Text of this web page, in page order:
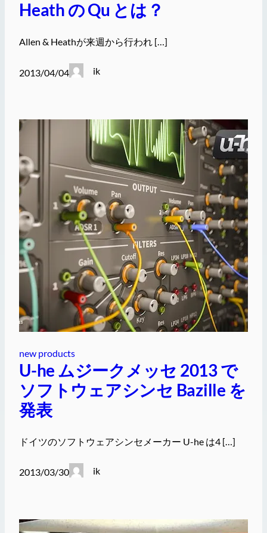
Heath の Qu とは？
Allen & Heathが来週から行われ […]
2013/04/04 ik
new products
U-he ムジークメッセ 2013 で
ソフトウェアシンセ Bazille を
発表
ドイツのソフトウェアシンセメーカー U-he は4 […]
2013/03/30 ik